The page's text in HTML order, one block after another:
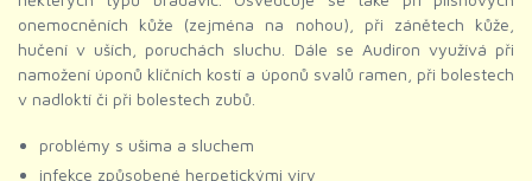
onemocněních kůže (zejména na nohou), při zánětech kůže,
hučení v uších, poruchách sluchu. Dále se Audiron využívá při
namožení úponů klíčních kostí a úponů svalů ramen, při bolestech
v nadloktí či při bolestech zubů.
problémy s ušima a sluchem
infekce způsobené herpetickými viry